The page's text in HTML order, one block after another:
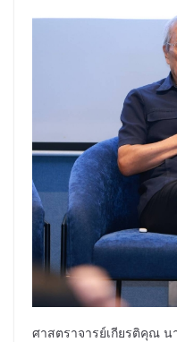
ศาสตราจารย์เกียรติคุณ